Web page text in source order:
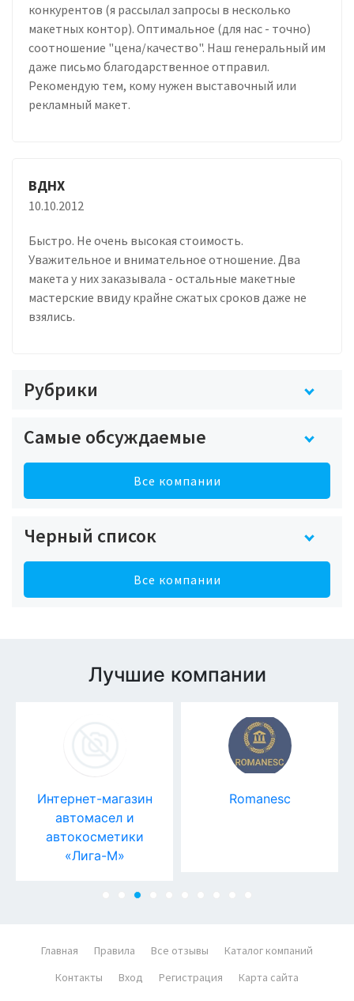
конкурентов (я рассылал запросы в несколько
макетных контор). Оптимальное (для нас - точно)
соотношение "цена/качество". Наш генеральный им
даже письмо благодарственное отправил.
Рекомендую тем, кому нужен выставочный или
рекламный макет.
ВДНХ
10.10.2012
Быстро. Не очень высокая стоимость.
Уважительное и внимательное отношение. Два
макета у них заказывала - остальные макетные
мастерские ввиду крайне сжатых сроков даже не
взялись.
Рубрики
Самые обсуждаемые
Все компании
Черный список
Все компании
Лучшие компании
Интернет-магазин
автомасел и
автокосметики
«Лига-М»
Romanesc
Главная Правила Все отзывы
Каталог компаний
Контакты
Вход Регистрация
Карта сайта